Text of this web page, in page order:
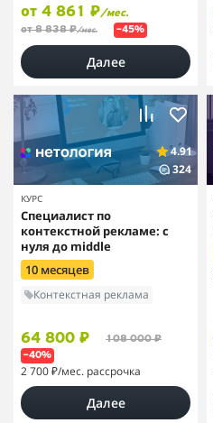
от 4 861 ₽/мес.
от 8 838 ₽/мес. –45%
Далее
4.91
324
КУРС
Специалист по
контекстной рекламе: с
нуля до middle
10 месяцев
Контекстная реклама
64 800 ₽ 108 000 ₽
–40%
2 700 ₽/мес. рассрочка
Далее